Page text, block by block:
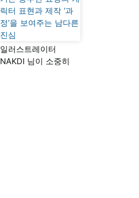
일러스트레이터
NAKDI 님이 소중히